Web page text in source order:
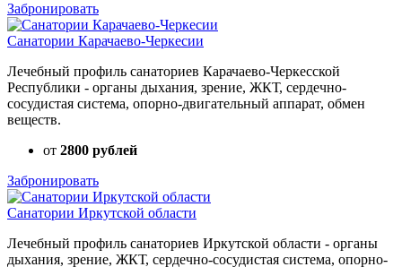
Забронировать
Санатории Карачаево-Черкесии
Лечебный профиль санаториев Карачаево-Черкесской
Республики - органы дыхания, зрение, ЖКТ, сердечно-
сосудистая система, опорно-двигательный аппарат, обмен
веществ.
от 2800 рублей
Забронировать
Санатории Иркутской области
Лечебный профиль санаториев Иркутской области - органы
дыхания, зрение, ЖКТ, сердечно-сосудистая система, опорно-